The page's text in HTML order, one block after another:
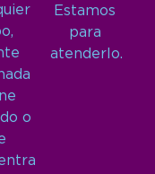
o
Estamos
para
atenderlo.